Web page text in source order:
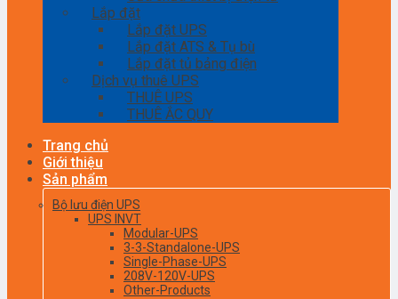
Lắp đặt
Lắp đặt UPS
Lắp đặt ATS & Tụ bù
Lắp đặt tủ bảng điện
Dịch vụ thuê UPS
THUÊ UPS
THUÊ ẮC QUY
Trang chủ
Giới thiệu
Sản phẩm
Bộ lưu điện UPS
UPS INVT
Modular-UPS
3-3-Standalone-UPS
Single-Phase-UPS
208V-120V-UPS
Other-Products